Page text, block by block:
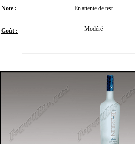
Note : En attente de test
Goût : Modéré